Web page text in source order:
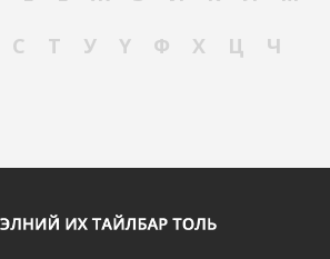
С Т У Ү Ф Х Ц
Ч